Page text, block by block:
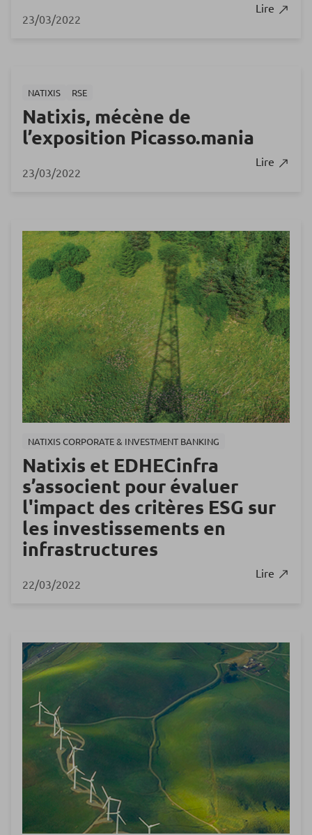
23/03/2022
Lire
NATIXIS RSE
Natixis, mécène de
l’exposition Picasso.mania
23/03/2022
Lire
NATIXIS CORPORATE & INVESTMENT BANKING
Natixis et EDHECinfra
s’associent pour évaluer
l'impact des critères ESG sur
les investissements en
infrastructures
22/03/2022
Lire